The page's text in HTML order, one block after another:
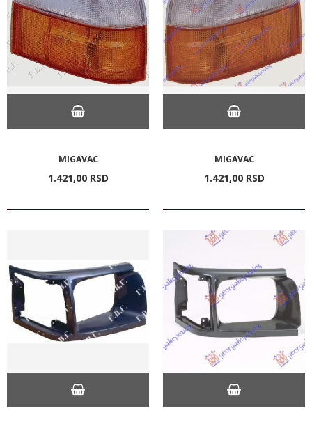
MIGAVAC
1.421,00 RSD
MIGAVAC
1.421,00 RSD